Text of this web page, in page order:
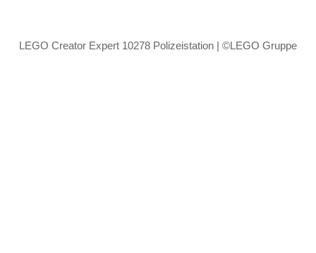
LEGO Creator Expert 10278 Polizeistation | ©LEGO Gruppe